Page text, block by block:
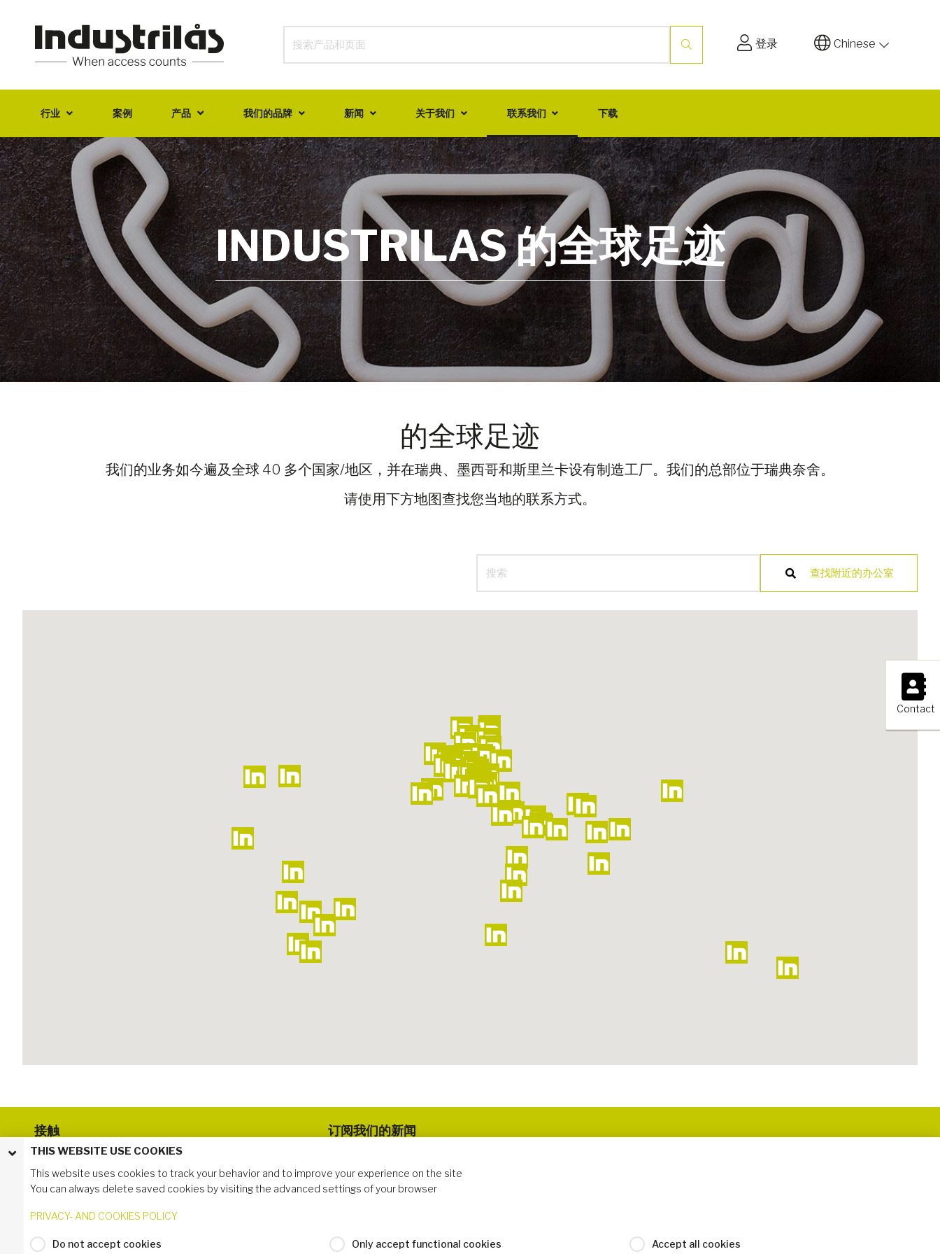
登录 Chinese
行业 案例 产品 我们的品牌 新闻 关于我们 联系我们 下载
×
Contact
INDUSTRILAS 的全球足迹
的全球足迹
我们的业务如今遍及全球 40 多个国家/地区，并在瑞典、墨西哥和斯里兰卡设有制造工厂。我们的总部位于瑞典奈舍。
请使用下方地图查找您当地的联系方式。
查找附近的办公室
接触
Industrilas CN
电话: +86 (0) 755 2771 5486
深圳市光明新区公明合水口
订阅我们的新闻
关注我们
THIS WEBSITE USE COOKIES
This website uses cookies to track your behavior and to improve your experience on the site
You can always delete saved cookies by visiting the advanced settings of your browser
PRIVACY- AND COOKIES POLICY
Do not accept cookies Only accept functional cookies Accept all cookies